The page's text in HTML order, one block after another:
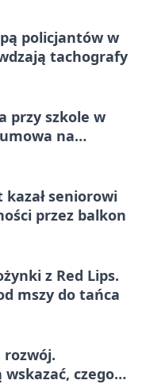
policjantów w
tachografy
przy szkole w
na
kazał seniorowi
przez balkon
z Red Lips.
mszy do tańca
rozwój.
czego